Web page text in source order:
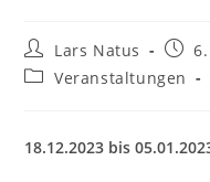
Beitrags-
Autor:
Lars Natus
Beitrags-
Veranstaltungen
18.12.2023 bis